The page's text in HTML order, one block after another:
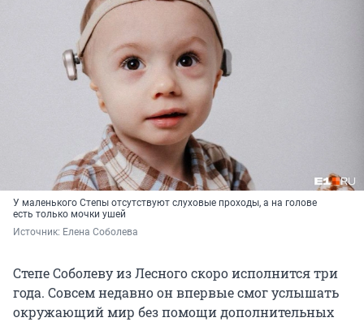
У маленького Степы отсутствуют слуховые проходы, а на голове
есть только мочки ушей
Источник: Елена Соболева
Степе Соболеву из Лесного скоро исполнится три
года. Совсем недавно он впервые смог услышать
окружающий мир без помощи дополнительных